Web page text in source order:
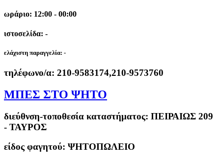
ωράριο: 12:00 - 00:00
ιστοσελίδα: -
ελάχιστη παραγγελία: -
τηλέφωνο/α: 210-9583174,210-9573760
ΜΠΕΣ ΣΤΟ ΨΗΤΟ
διεύθνση-τοποθεσία καταστήματος: ΠΕΙΡΑΙΩΣ 209
- ΤΑΥΡΟΣ
είδος φαγητού: ΨΗΤΟΠΩΛΕΙΟ